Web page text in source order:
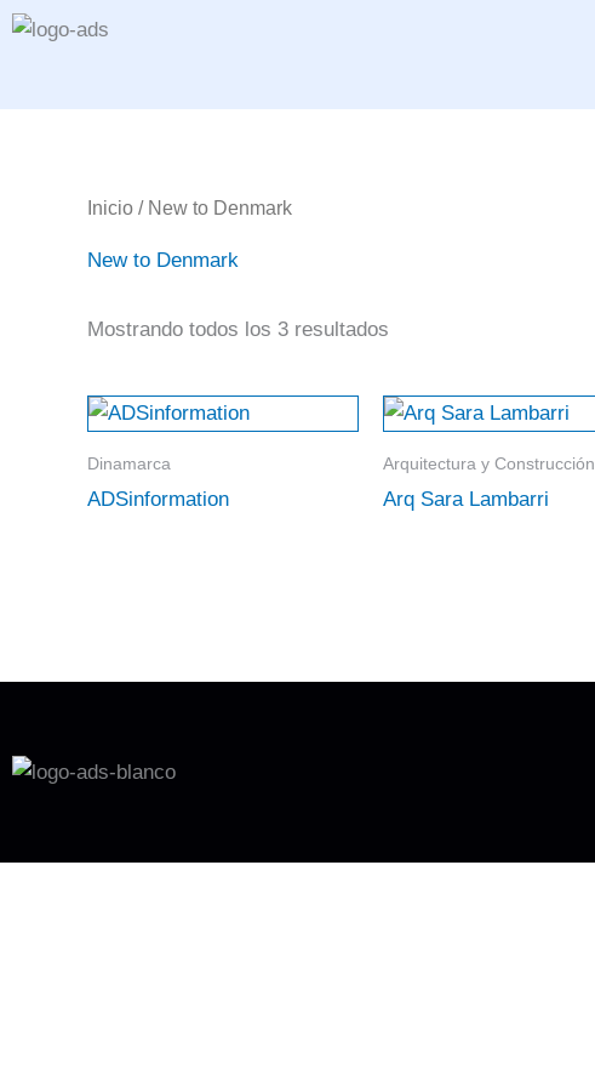
Inicio / New to Denmark
New to Denmark
Mostrando todos los 3 resultados
Dinamarca
ADSinformation
Arquitectura y Construcción
Arq Sara Lambarri